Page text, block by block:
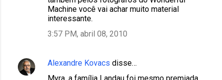
Machine você vai achar muito material
interessante.
3:57 PM, abril 08, 2010
Alexandre Kovacs disse…